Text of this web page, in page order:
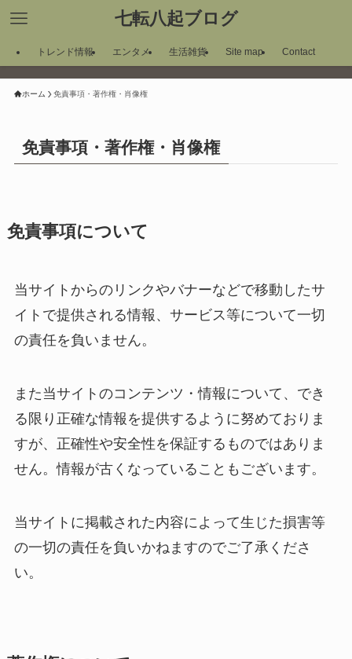
七転八起ブログ
トレンド情報 エンタメ 生活雑貨 Site map Contact
ホーム 免責事項・著作権・肖像権
免責事項・著作権・肖像権
免責事項について
当サイトからのリンクやバナーなどで移動したサ
イトで提供される情報、サービス等について一切
の責任を負いません。
また当サイトのコンテンツ・情報について、でき
る限り正確な情報を提供するように努めておりま
すが、正確性や安全性を保証するものではありま
せん。情報が古くなっていることもございます。
当サイトに掲載された内容によって生じた損害等
の一切の責任を負いかねますのでご了承くださ
い。